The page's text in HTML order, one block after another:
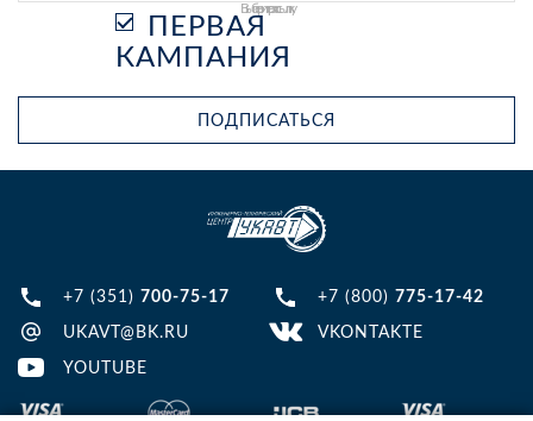
Выберите рассылку
ПЕРВАЯ
КАМПАНИЯ
ПОДПИСАТЬСЯ
+7 (351) 700-75-17 +7 (800) 775-17-42
UKAVT@BK.RU VKONTAKTE
YOUTUBE